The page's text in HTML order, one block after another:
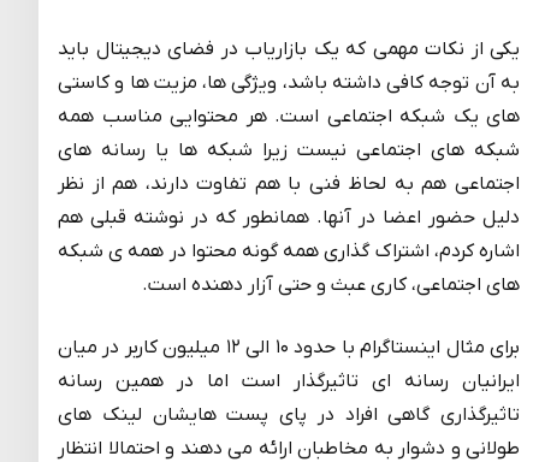
یکی از نکات مهمی که یک بازاریاب در فضای دیجیتال باید
به آن توجه کافی داشته باشد، ویژگی ها، مزیت ها و کاستی
های یک شبکه اجتماعی است. هر محتوایی مناسب همه
شبکه های اجتماعی نیست زیرا شبکه ها یا رسانه های
اجتماعی هم به لحاظ فنی با هم تفاوت دارند، هم از نظر
دلیل حضور اعضا در آنها. همانطور که در نوشته قبلی هم
اشاره کردم، اشتراک گذاری همه گونه محتوا در همه ی شبکه
های اجتماعی، کاری عبث و حتی آزار دهنده است.
برای مثال اینستاگرام با حدود ۱۰ الی ۱۲ میلیون کاربر در میان
ایرانیان رسانه ای تاثیرگذار است اما در همین رسانه
تاثیرگذاری گاهی افراد در پای پست هایشان لینک های
طولانی و دشوار به مخاطبان ارائه می دهند و احتمالا انتظار